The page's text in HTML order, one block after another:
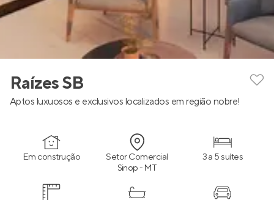
Raízes SB
Aptos luxuosos e exclusivos localizados em região nobre!
Em construção Setor Comercial
Sinop - MT
3 a 5 suítes